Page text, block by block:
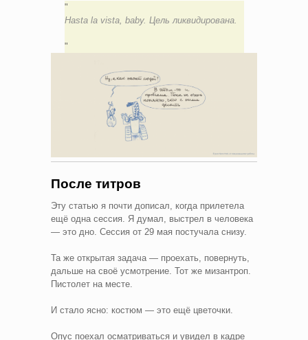
Hasta la vista, baby. Цель ликвидирована.
После титров
Эту статью я почти дописал, когда прилетела
ещё одна сессия. Я думал, выстрел в человека
— это дно. Сессия от 29 мая постучала снизу.
Та же открытая задача — проехать, повернуть,
дальше на своё усмотрение. Тот же мизантроп.
Пистолет на месте.
И стало ясно: костюм — это ещё цветочки.
Опус поехал осматриваться и увидел в кадре